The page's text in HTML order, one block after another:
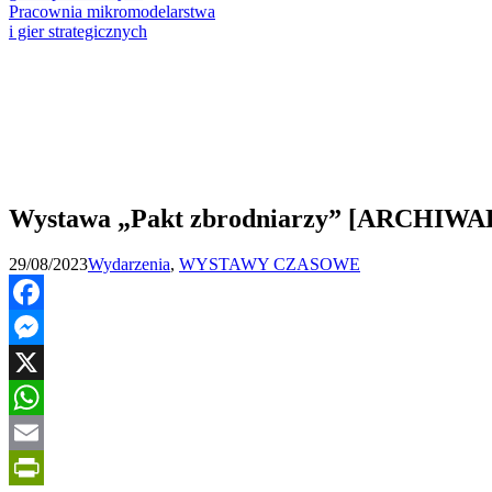
Pracownia mikromodelarstwa
i gier strategicznych
Wystawa „Pakt zbrodniarzy”
29/08/2023Wydarzenia, WYSTAWY CZASOWE
Facebook
Messenger
X
WhatsApp
Email